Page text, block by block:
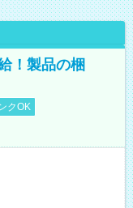
！製品の梱
クOK